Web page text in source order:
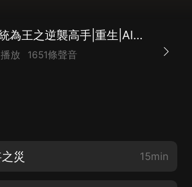
系統為王之逆襲高手|重生|AI演播
放 1651條聲音
災 15min